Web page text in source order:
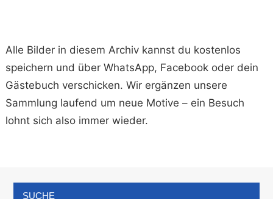
Alle Bilder in diesem Archiv kannst du kostenlos
speichern und über WhatsApp, Facebook oder dein
Gästebuch verschicken. Wir ergänzen unsere
Sammlung laufend um neue Motive – ein Besuch
lohnt sich also immer wieder.
SUCHE